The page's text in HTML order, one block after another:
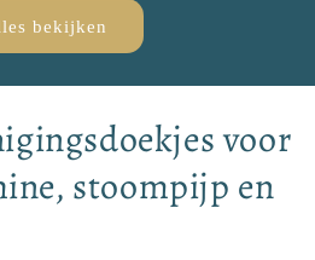
bekijken
voor
stoompijp en